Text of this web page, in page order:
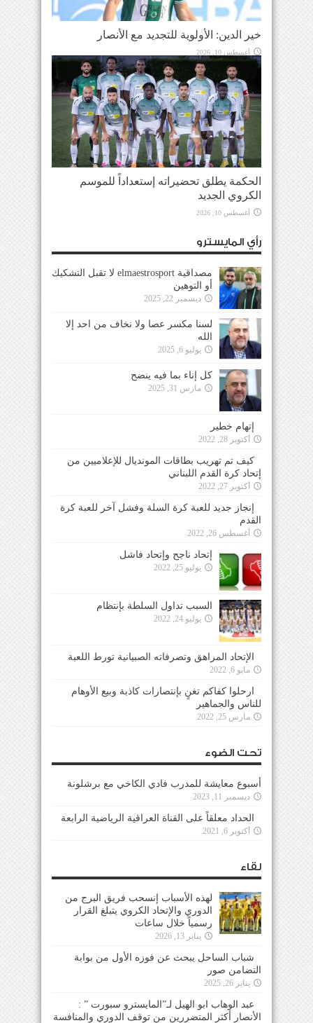
خير الدين: الأولوية للتجديد مع الأنصار
أغسطس 10, 2026
الحكمة يطلق تحضيراته إستعداداً للموسم
الكروي الجديد
أغسطس 10, 2026
رأي المايسترو
مصداقية elmaestrosport لا تقبل التشكيك
أو التوهين
ديسمبر 22, 2025
لسنا مكسر عصا ولا نخاف من احد إلا
الله
يوليو 6, 2025
كل إناء بما فيه ينضح
مارس 31, 2025
إتهام خطير
أكتوبر 28, 2022
كيف تم تهريب بطاقات المونديال للإعلاميين من
إتحاد كرة القدم اللبناني
أكتوبر 27, 2022
إنجاز جديد للعبة كرة السلة وفشل آخر للعبة كرة
القدم
أغسطس 26, 2022
إتحاد ناجح وإتحاد فاشل
يوليو 25, 2022
السبب تداول السلطة بإنتظام
يوليو 24, 2022
الإتحاد المراهق وتصرفاته الصبيانية تورط اللعبة
مايو 6, 2022
ارحلوا كفاكم تغنٍ بإنتصارات كاذبة وبيع الأوهام
للناس والجماهير
مارس 25, 2022
تحت الضوء
أسبوع معايشة للمدرب فادي الكاخي مع برشلونة
ديسمبر 11, 2023
الحداد معلقاً على القناة العراقية الرياضية الرابعة
أكتوبر 6, 2021
لقاء
لهذه الأسباب إنسحب فريق البرج من
الدوري والإتحاد الكروي يتبلغ القرار
رسمياً خلال ساعات
يناير 13, 2026
شباب الساحل يبحث عن فوزه الأول من بوابة
التضامن صور
يناير 26, 2025
عبد الوهاب ابو الهيل لـ”المايسترو سبورت ” :
الأنصار أكثر المتضررين من توقف الدوري والمنافسة